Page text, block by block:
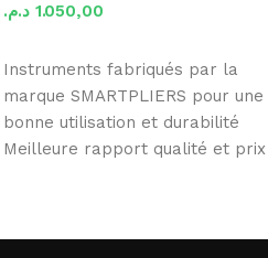
1.050,00 د.م.
Instruments fabriqués par la
marque SMARTPLIERS pour une
bonne utilisation et durabilité
Meilleure rapport qualité et prix